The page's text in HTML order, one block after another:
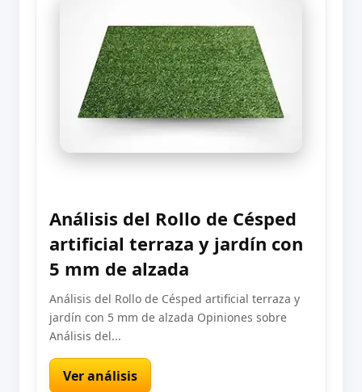
Análisis del Rollo de Césped
artificial terraza y jardín con
5 mm de alzada
Análisis del Rollo de Césped artificial terraza y
jardín con 5 mm de alzada Opiniones sobre
Análisis del...
Ver análisis